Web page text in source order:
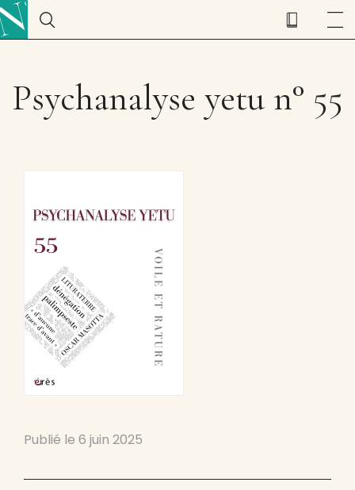
Psychanalyse yetu n° 55
Publié le 6 juin 2025